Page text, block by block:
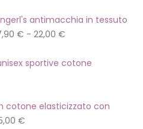
antimacchia in tessuto
€ - 22,00 €
sportive cotone
cotone elasticizzato con
€